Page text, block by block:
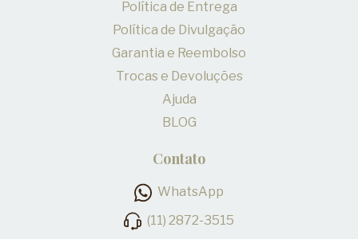
Política de Entrega
Política de Divulgação
Garantia e Reembolso
Trocas e Devoluções
Ajuda
BLOG
Contato
WhatsApp
(11) 2872-3515